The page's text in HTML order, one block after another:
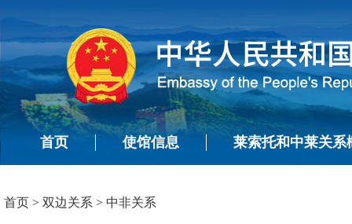
首页 使馆信息 莱索托和中莱关系
首页 > 双边关系 > 中非关系